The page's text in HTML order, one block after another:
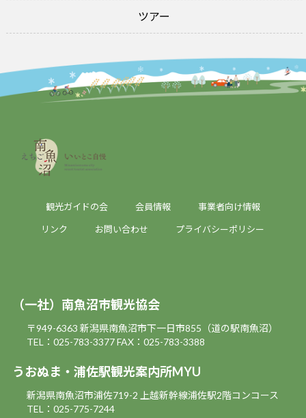
ツアー
観光ガイドの会 会員情報 事業者向け情報
リンク お問い合わせ プライバシーポリシー
（一社）南魚沼市観光協会
〒949-6363 新潟県南魚沼市下一日市855（道の駅南魚沼）
TEL：025-783-3377FAX：025-783-3388
うおぬま・浦佐駅観光案内所MYU
新潟県南魚沼市浦佐719-2 上越新幹線浦佐駅2階コンコース
TEL：025-775-7244